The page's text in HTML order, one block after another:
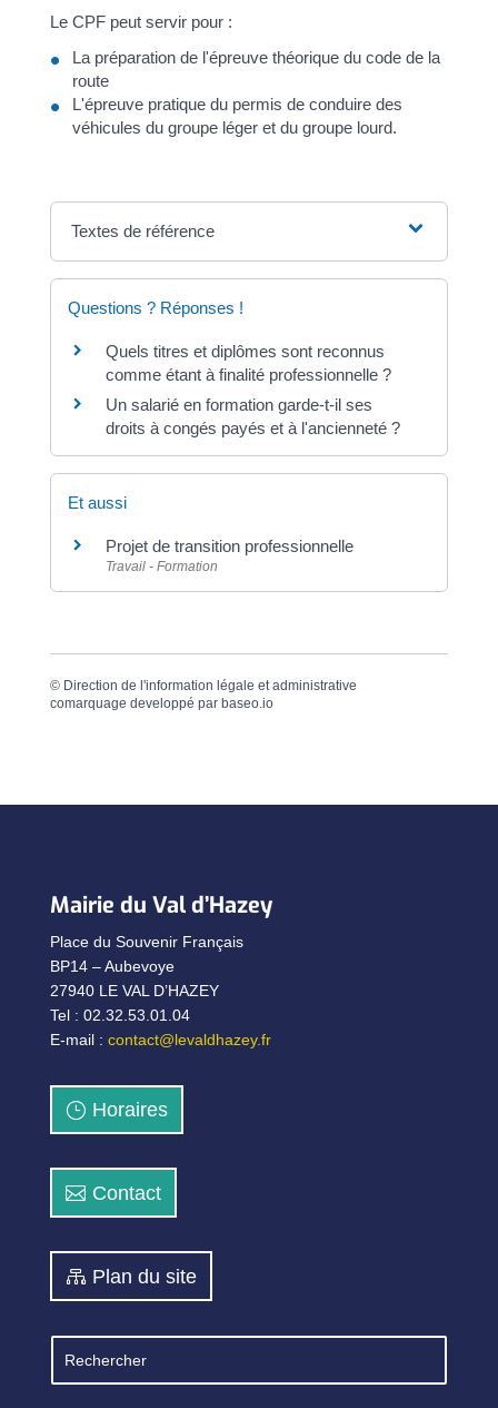
Le CPF peut servir pour :
La préparation de l'épreuve théorique du code de la
route
L'épreuve pratique du permis de conduire des
véhicules du groupe léger et du groupe lourd.
Textes de référence
Questions ? Réponses !
Quels titres et diplômes sont reconnus
comme étant à finalité professionnelle ?
Un salarié en formation garde-t-il ses
droits à congés payés et à l'ancienneté ?
Et aussi
Projet de transition professionnelle
Travail - Formation
© Direction de l'information légale et administrative
comarquage developpé par baseo.io
Mairie du Val d’Hazey
Place du Souvenir Français
BP14 – Aubevoye
27940 LE VAL D’HAZEY
Tel : 02.32.53.01.04
E-mail : contact@levaldhazey.fr
Horaires
Contact
Plan du site